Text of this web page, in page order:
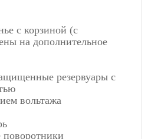
с корзиной (с
на дополнительное
резервуары с
вольтажа
поворотники